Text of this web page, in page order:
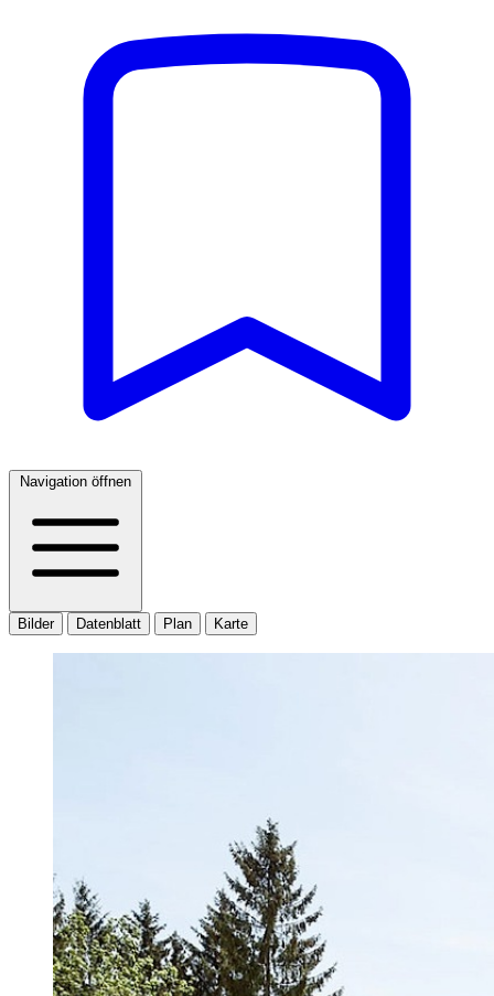
Navigation öffnen
Bilder Datenblatt Plan Karte